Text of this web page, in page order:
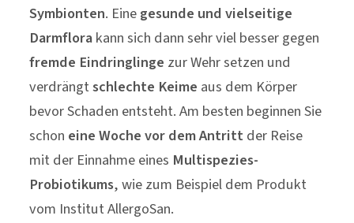
Symbionten. Einegesunde und vielseitige
Darmflorakann sich dann sehr viel besser gegen
fremde Eindringlinge zur Wehr setzen und
verdrängtschlechte Keime aus dem Körper
bevor Schaden entsteht. Am besten beginnen Sie
schon eine Woche vor dem Antrittder Reise
mit der Einnahme eines Multispezies-
Probiotikums, wie zum Beispiel dem Produkt
vom Institut AllergoSan.